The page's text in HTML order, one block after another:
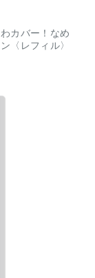
カバー！なめ
〈レフィル〉